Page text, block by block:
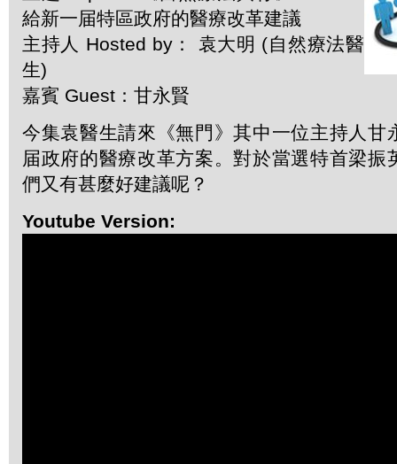
給新一届特區政府的醫療改革建議
主持人 Hosted by： 袁大明 (自然療法醫
生)
嘉賓 Guest：甘永賢
今集袁醫生請來《無門》其中一位主持人甘
届政府的醫療改革方案。對於當選特首梁振
們又有甚麼好建議呢？
Youtube Version: